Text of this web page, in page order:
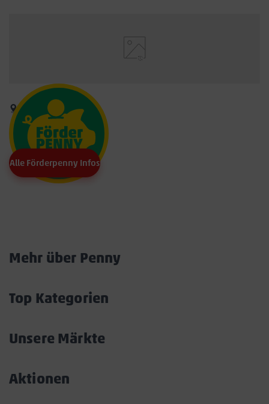
Alle Förderpenny Infos
Mehr über Penny
Top Kategorien
Unsere Märkte
Aktionen